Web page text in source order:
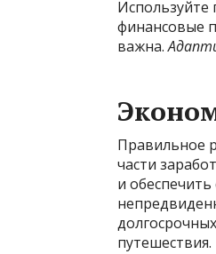
Используйте
финансовые
важна.
Правильное
части
и
путешествия.